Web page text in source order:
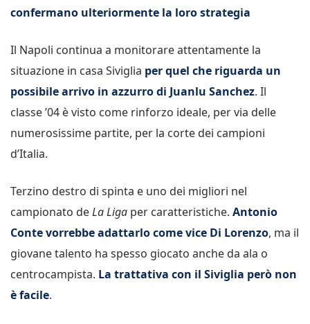
confermano ulteriormente la loro strategia
Il Napoli continua a monitorare attentamente la
situazione in casa Siviglia per quel che riguarda un
possibile arrivo in azzurro di Juanlu Sanchez. Il
classe ’04 è visto come rinforzo ideale, per via delle
numerosissime partite, per la corte dei campioni
d’Italia.
Terzino destro di spinta e uno dei migliori nel
campionato deLa Liga per caratteristiche. Antonio
Conte vorrebbe adattarlo come vice Di Lorenzo, ma il
giovane talento ha spesso giocato anche da ala o
centrocampista. La trattativa con il Siviglia però non
è facile.